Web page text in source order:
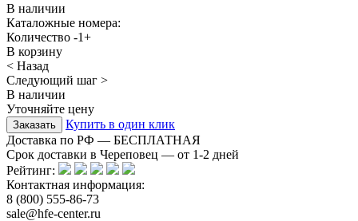
В наличии
Каталожные номера:
Количество -1+
В корзину
< Назад
Следующий шаг >
В наличии
Уточняйте цену
Купить в один клик
Доставка по РФ — БЕСПЛАТНАЯ
Срок доставки в Череповец — от 1-2 дней
Рейтинг:
Контактная информация:
8 (800) 555-86-73
sale@hfe-center.ru